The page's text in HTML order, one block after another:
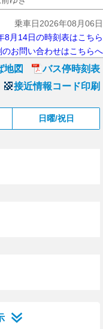
乗車日2026年08月06日
8月14日の時刻表はこちら
のお問い合わせはこちらへ
地図
バス停時刻表
接近情報コード印刷
日曜/祝日